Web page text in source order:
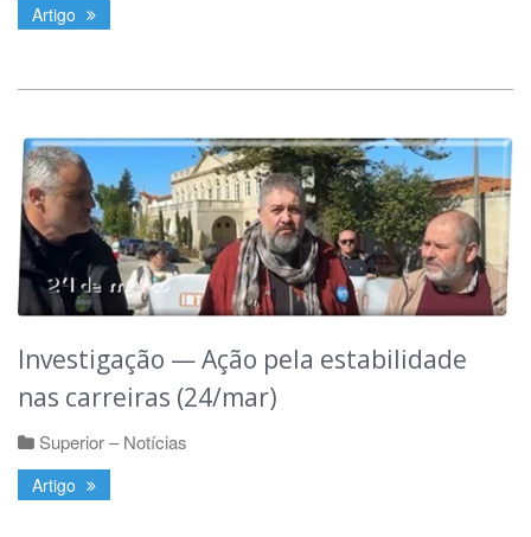
Artigo
Investigação — Ação pela estabilidade
nas carreiras (24/mar)
Superior – Notícias
Artigo